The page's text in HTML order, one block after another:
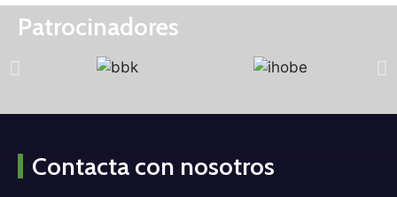
Patrocinadores
Contacta con nosotros